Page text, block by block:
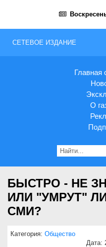
СЕТЕВОЕ ИЗДАНИЕ
Главная
О
БЫСТРО - НЕ
ИЛИ "УМРУТ"
СМИ?
Категория: Общество
Дата: